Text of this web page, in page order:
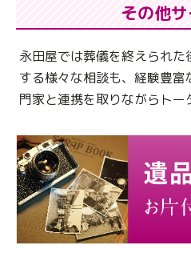
その他
永田屋では葬儀を終えられ
する様々な相談も、 経験豊富
門家と連携を取りながらトー